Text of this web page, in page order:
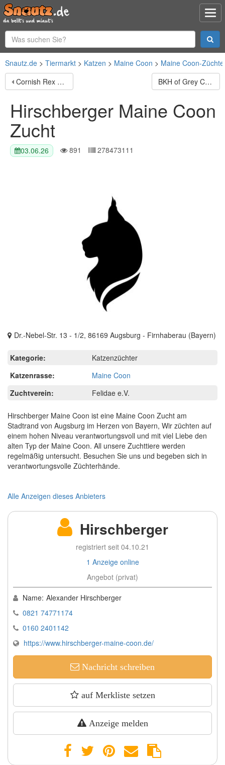
Snautz.de Tiermarkt Katzen Maine Coon
Maine Coon-
Cornish Rex vom Hohen Fläming
BKH of Grey Castle
Hirschberger Maine Coon
Zucht
03.06.26 891 278473111
Dr.-Nebel-Str. 13 - 1/2, 86169 Augsburg - Firnhaberau (Bayern)
Kategorie:
Katzenzüchter
Katzenrasse:
Maine Coon
Zuchtverein:
Felidae e.V.
Hirschberger Maine Coon ist eine Maine Coon Zucht am
Stadtrand von Augsburg im Herzen von Bayern, Wir züchten auf
einem hohen Niveau verantwortungsvoll und mit viel Liebe den
alten Typ der Maine Coon. All unsere Zuchttiere werden
regelmäßig untersucht. Besuchen Sie uns und begeben sich in
verantwortungsvolle Züchterhände.
Alle Anzeigen dieses Anbieters
Hirschberger
registriert seit 04.10.21
1 Anzeige online
Angebot (privat)
Name: Alexander Hirschberger
0821 74771174
0160 2401142
https://www.hirschberger-maine-coon.de/
Nachricht schreiben
auf Merkliste setzen
Anzeige melden